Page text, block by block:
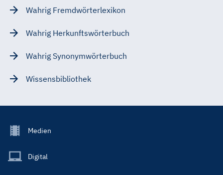
Wahrig Fremdwörterlexikon
Wahrig Herkunftswörterbuch
Wahrig Synonymwörterbuch
Wissensbibliothek
Footer
Main
Medien
Digital